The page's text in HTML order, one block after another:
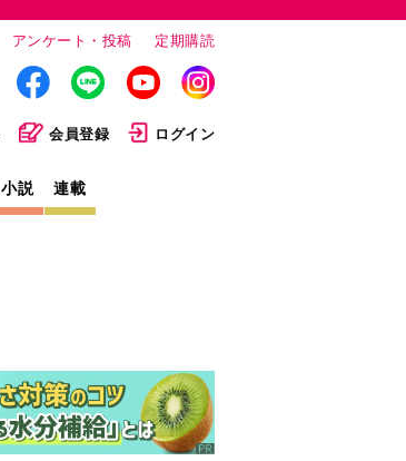
アンケート・投稿 定期購読
会員登録 ログイン
小説 連載